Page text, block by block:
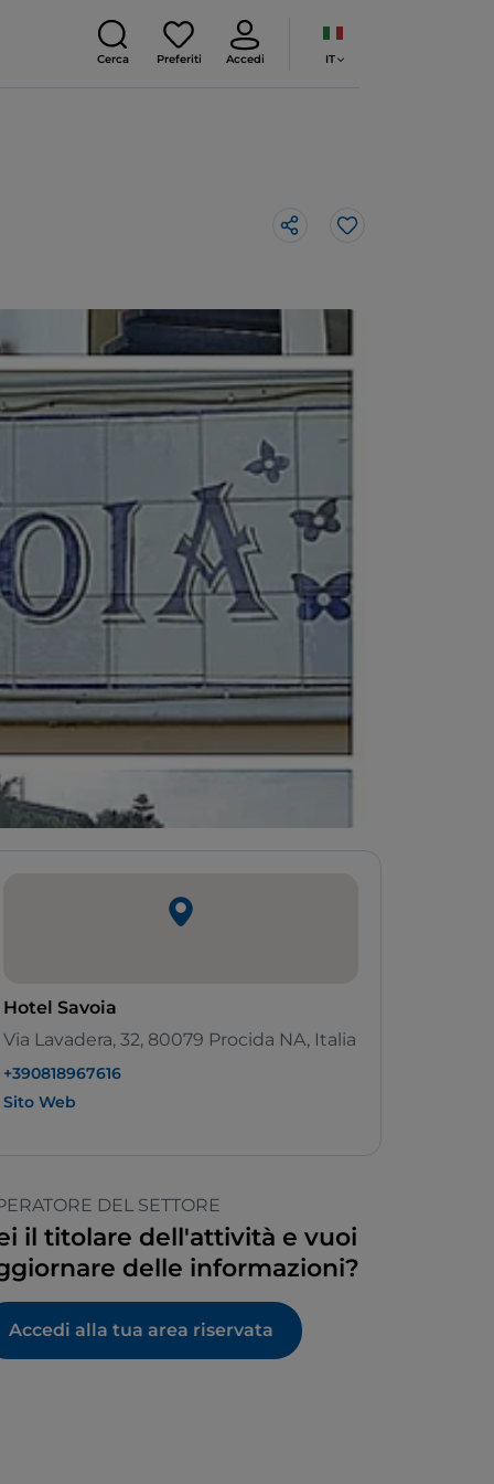
Cerca Preferiti Accedi IT
Like
Hotel Savoia
Via Lavadera, 32, 80079 Procida NA, Italia
+390818967616
Sito Web
DEL SETTORE
il titolare dell'attività e vuoi
delle informazioni?
Accedi alla tua area riservata